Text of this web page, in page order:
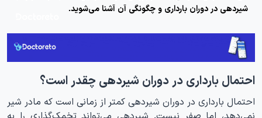
شیردهی در دوران بارداری و چگونگی آن آشنا می‌شوید.
احتمال بارداری در دوران شیردهی چقدر است؟
احتمال بارداری در دوران شیردهی کمتر از زمانی است که مادر شیر
نمی‌دهد، اما صفر نیست. شیردهی می‌تواند تخمک‌گذاری را به